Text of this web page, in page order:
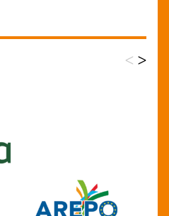
< >